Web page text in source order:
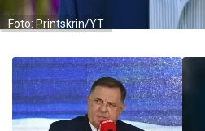
Foto: Printskrin/YT